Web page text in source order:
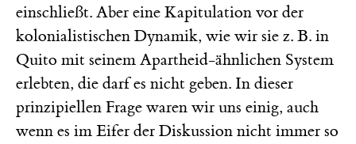
einschließt. Aber eine Kapitulation vor der
kolonialistischen Dynamik, wie wir sie z. B. in
Quito mit seinem Apartheid-ähnlichen System
erlebten, die darf es nicht geben. In dieser
prinzipiellen Frage waren wir uns einig, auch
wenn es im Eifer der Diskussion nicht immer so